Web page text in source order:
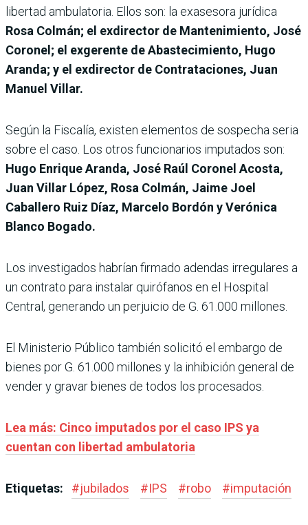
libertad ambulatoria. Ellos son: la exasesora jurídica
Rosa Colmán; el exdirector de Mantenimiento, José
Coronel; el exgerente de Abastecimiento, Hugo
Aranda; y el exdirector de Contrataciones, Juan
Manuel Villar.
Según la Fiscalía, existen elementos de sospecha seria
sobre el caso. Los otros funcionarios imputados son:
Hugo Enrique Aranda, José Raúl Coronel Acosta,
Juan Villar López, Rosa Colmán, Jaime Joel
Caballero Ruiz Díaz, Marcelo Bordón y Verónica
Blanco Bogado.
Los investigados habrían firmado adendas irregulares a
un contrato para instalar quirófanos en el Hospital
Central, generando un perjuicio de G. 61.000 millones.
El Ministerio Público también solicitó el embargo de
bienes por G. 61.000 millones y la inhibición general de
vender y gravar bienes de todos los procesados.
Lea más: Cinco imputados por el caso IPS ya
cuentan con libertad ambulatoria
Etiquetas: #jubilados #IPS #robo #imputación